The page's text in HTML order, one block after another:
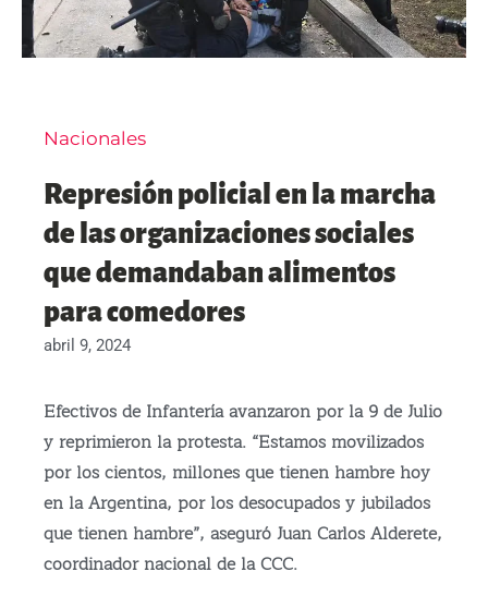
Nacionales
Represión policial en la marcha
de las organizaciones sociales
que demandaban alimentos
para comedores
abril 9, 2024
Efectivos de Infantería avanzaron por la 9 de Julio
y reprimieron la protesta. “Estamos movilizados
por los cientos, millones que tienen hambre hoy
en la Argentina, por los desocupados y jubilados
que tienen hambre”, aseguró Juan Carlos Alderete,
coordinador nacional de la CCC.